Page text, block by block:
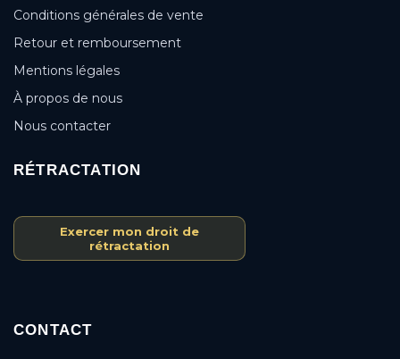
Conditions générales de vente
Retour et remboursement
Mentions légales
À propos de nous
Nous contacter
RÉTRACTATION
Exercer mon droit de
rétractation
CONTACT